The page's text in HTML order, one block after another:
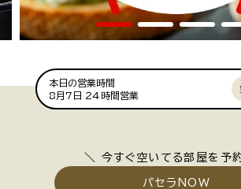
本日の営業時間
8月7日 24時間営業
＼ 今すぐ空いてる部屋を予
パセラNOW